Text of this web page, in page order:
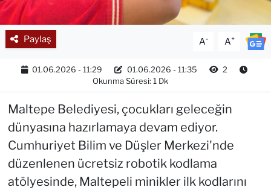
Paylaş A- A+
01.06.2026 - 11:29 01.06.2026 - 11:35
2
Okunma Süresi: 1 Dk
Maltepe Belediyesi, çocukları geleceğin
dünyasına hazırlamaya devam ediyor.
Cumhuriyet Bilim ve Düşler Merkezi'nde
düzenlenen ücretsiz robotik kodlama
atölyesinde, Maltepeli minikler ilk kodlarını